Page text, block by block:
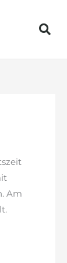
Am